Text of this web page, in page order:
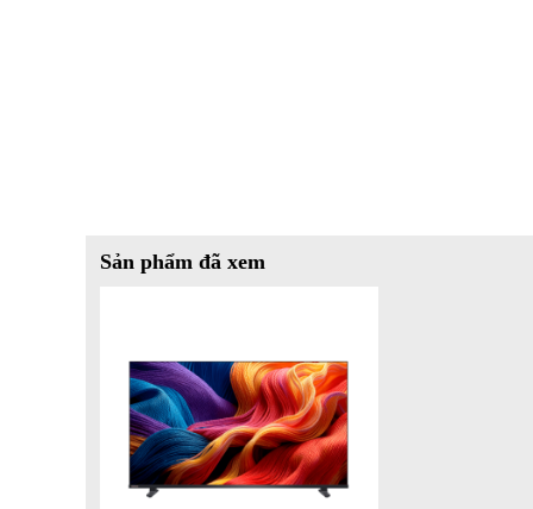
Bộ xử lý hình ảnh:
Toshiba 50V37SP: REGZA Engine HG tối ưu độ
Samsung 50LS03B: Quantum Processor Lite xử lý
Sản phẩm đã xem